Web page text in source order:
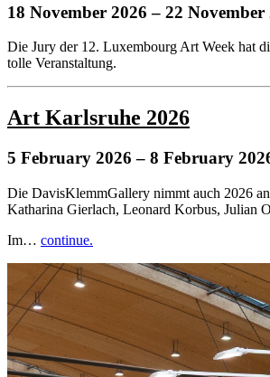
18 November 2026 – 22 November
Die Jury der 12. Luxembourg Art Week hat
tolle Veranstaltung.
Art Karlsruhe 2026
5 February 2026 – 8 February
Die DavisKlemmGallery nimmt auch 2026
Katharina Gierlach, Leonard Korbus, Julian
Im… continue.